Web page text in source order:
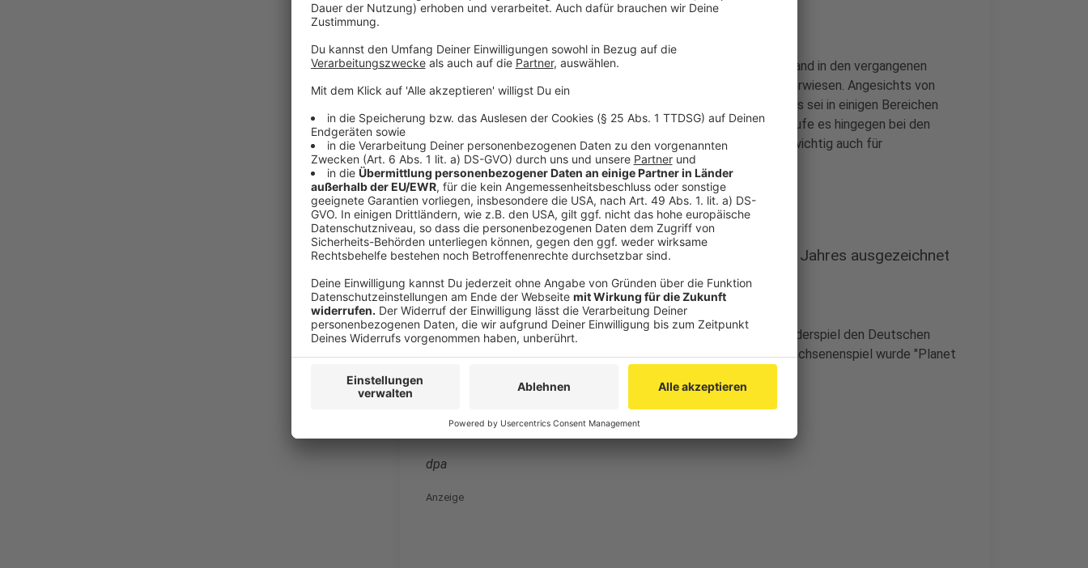
Anzeige
Das generationsübergreifende Spiele-Angebot hat sich laut Verband in den vergangenen
Jahren als ein Anker für viele Menschen nicht nur in Krisenzeiten erwiesen. Angesichts von
Klimakrise, Inflation oder Unsicherheiten infolge des Ukraine-Kriegs sei in einigen Bereichen
eine Kaufzurückhaltung beim Verbraucher spürbar - gegenteilig laufe es hingegen bei den
analogen Spielen. Das gemeinsame Spielen sei vielen Menschen wichtig auch für
Gemeinschaftsgefühl und Wohlbefinden.
Anzeige
"Mysterium Kids" und "Planet Unknown" zu Spielen des Jahres ausgezeichnet
Anzeige
Einen Tag vor Messestart erhielt "Mysterium Kids" als bestes Kinderspiel den Deutschen
Spiele Preis, einen alljährlich vergebenen Publikumspreis. Als Erwachsenenspiel wurde "Planet
dpa
Anzeige